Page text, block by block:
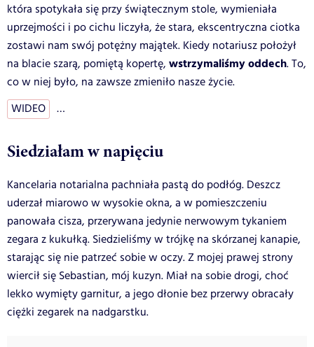
która spotykała się przy świątecznym stole, wymieniała
uprzejmości i po cichu liczyła, że stara, ekscentryczna ciotka
zostawi nam swój potężny majątek. Kiedy notariusz położył
na blacie szarą, pomiętą kopertę, wstrzymaliśmy oddech. To,
co w niej było, na zawsze zmieniło nasze życie.
WIDEO
…
Siedziałam w napięciu
Kancelaria notarialna pachniała pastą do podłóg. Deszcz
uderzał miarowo w wysokie okna, a w pomieszczeniu
panowała cisza, przerywana jedynie nerwowym tykaniem
zegara z kukułką. Siedzieliśmy w trójkę na skórzanej kanapie,
starając się nie patrzeć sobie w oczy. Z mojej prawej strony
wiercił się Sebastian, mój kuzyn. Miał na sobie drogi, choć
lekko wymięty garnitur, a jego dłonie bez przerwy obracały
ciężki zegarek na nadgarstku.